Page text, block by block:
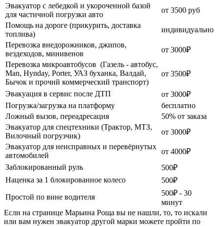
Эвакуатор с лебедкой и укороченной базой
для частичной погрузки авто
от 3500 руб
Помощь на дороге (прикурить, доставка
топлива)
индивидуально
Перевозка внедорожников, джипов,
вездеходов, минивенов
от 3000₽
Перевозка микроавтобусов (Газель - автобус,
Man, Hynday, Porter, УАЗ буханка, Валдай,
Бычок и прочий коммерческий транспорт)
от 3500₽
Эвакуация в сервис после ДТП
от 3000₽
Погрузка/загрузка на платформу
бесплатно
Ложный вызов, переадресация
50% от заказа
Эвакуатор для спецтехники (Трактор, МТЗ,
Вилочный погрузчик)
от 3000₽
Эвакуатор для неисправных и перевёрнутых
автомобилей
от 4000₽
Заблокированный руль
500₽
Наценка за 1 блокированное колесо
500₽
Простой по вине водителя
500₽ - 30
минут
Если на странице Марьина Роща вы не нашли, то, то искали
или вам нужен эвакуатор другой марки можете пройти по